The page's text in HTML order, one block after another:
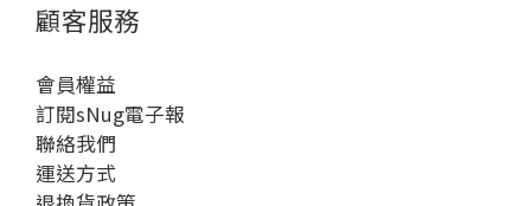
顧客服務
會員權益
訂閱sNug電子報
聯絡我們
運送方式